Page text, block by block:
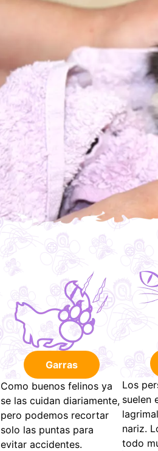
Garras
Como buenos felinos ya
se las cuidan diariamente,
pero podemos recortar
solo las puntas para
evitar accidentes.
Los
suelen
nariz.
todo